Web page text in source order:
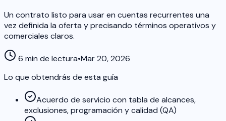
Un contrato listo para usar en cuentas recurrentes una
vez definida la oferta y precisando términos operativos y
comerciales claros.
6 min de lectura•Mar 20, 2026
Lo que obtendrás de esta guía
Acuerdo de servicio con tabla de alcances,
exclusiones, programación y calidad (QA)